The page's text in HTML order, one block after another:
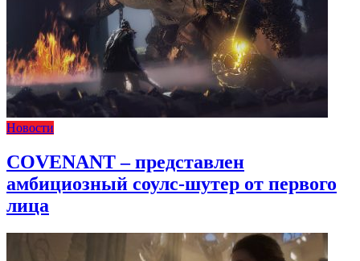
Новости
COVENANT – представлен
амбициозный соулс-шутер от первого
лица